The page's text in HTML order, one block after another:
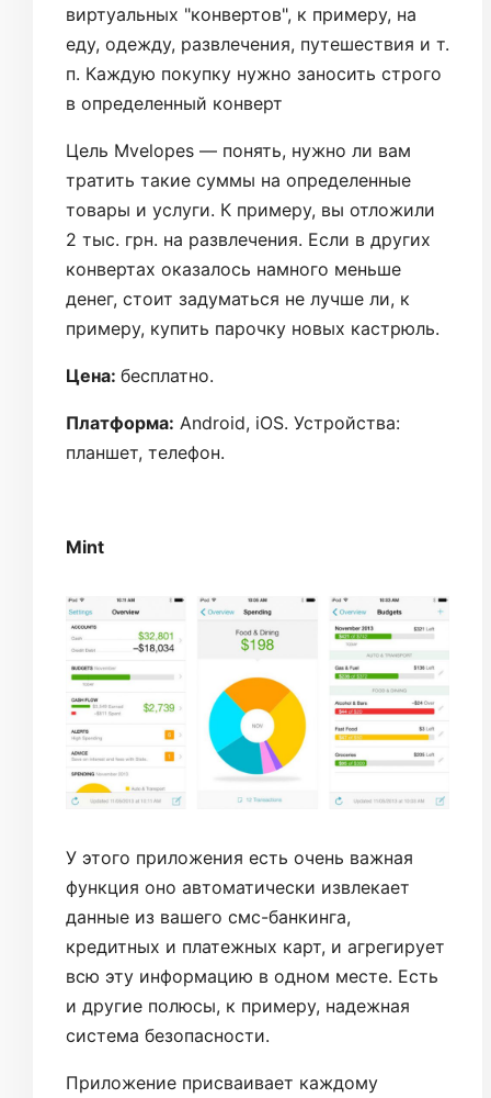
виртуальных "конвертов", к примеру, на
еду, одежду, развлечения, путешествия и т.
п. Каждую покупку нужно заносить строго
в определенный конверт
Цель Mvelopes — понять, нужно ли вам
тратить такие суммы на определенные
товары и услуги. К примеру, вы отложили
2 тыс. грн. на развлечения. Если в других
конвертах оказалось намного меньше
денег, стоит задуматься не лучше ли, к
примеру, купить парочку новых кастрюль.
Цена: бесплатно.
Платформа: Android, iOS. Устройства:
планшет, телефон.
Mint
У этого приложения есть очень важная
функция оно автоматически извлекает
данные из вашего смс-банкинга,
кредитных и платежных карт, и агрегирует
всю эту информацию в одном месте. Есть
и другие полюсы, к примеру, надежная
система безопасности.
Приложение присваивает каждому